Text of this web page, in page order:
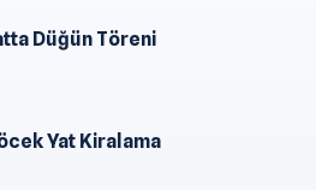
Düğün Töreni
Yat Kiralama